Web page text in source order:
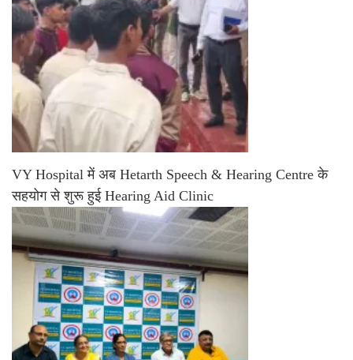
VY Hospital में अब Hetarth Speech & Hearing Centre के
सहयोग से शुरू हुई Hearing Aid Clinic